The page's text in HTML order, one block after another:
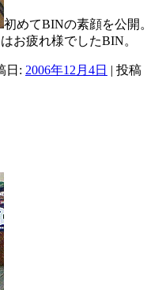
初めてBINの素顔を公開。
お疲れ様でしたBIN。
日: 2006年12月4日 | 投稿